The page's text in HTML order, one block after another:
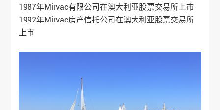
1987年Mirvac有限公司在澳大利亚股票交易所上市
1992年Mirvac房产信托公司在澳大利亚股票交易所
上市